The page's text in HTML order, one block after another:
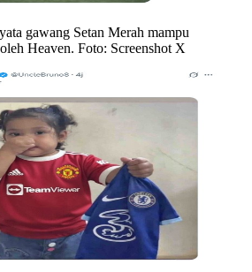
gawang Setan Merah mampu
Heaven. Foto: Screenshot X